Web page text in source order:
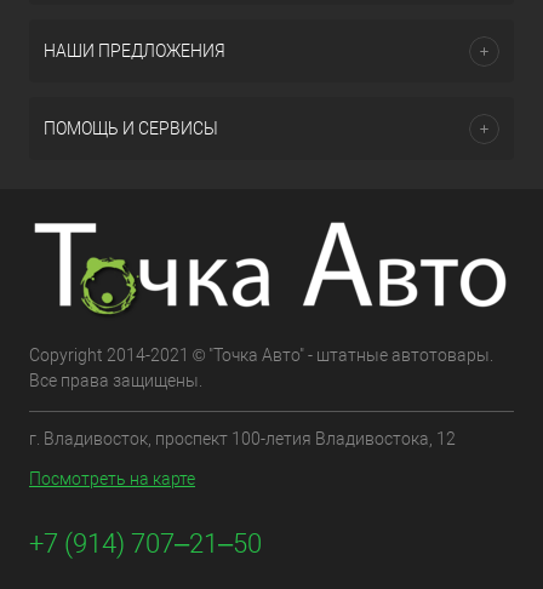
НАШИ ПРЕДЛОЖЕНИЯ
ПОМОЩЬ И СЕРВИСЫ
Copyright 2014-2021 © "Точка Авто" - штатные автотовары.
Все права защищены.
г. Владивосток, проспект 100-летия Владивостока, 12
Посмотреть на карте
+7 (914) 707‒21‒50